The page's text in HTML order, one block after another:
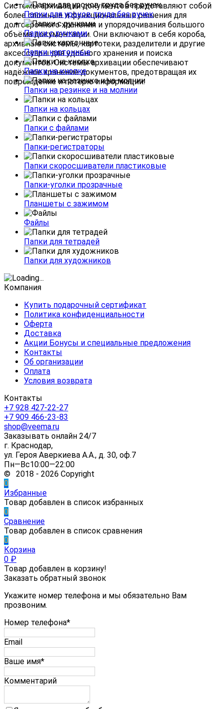
Системыархивациидокументовпредставляют собой
болеесложныеифункциональныерешения для
долгосрочногохранения и упорядочивания большого
объёмадокументации. Они включают в себя короба,
архивныесистемы,картотеки, разделители и другие
аксессуарыдляудобного хранения и поиска
документов.Системыархивации обеспечивают
надёжноехранениедокументов, предотвращая их
повреждениеипотерюинформации.
Папки для уроков труда без ручек
Папки с ручками
Папки картонные
Папки на кнопке
Папки на резинке и на молнии
Папки на кольцах
Папки с файлами
Папки-регистраторы
Папки скоросшиватели пластиковые
Папки-уголки прозрачные
Планшеты с зажимом
Файлы
Папки для тетрадей
Папки для художников
Компания
Купить подарочный сертификат
Политика конфиденциальности
Оферта
Доставка
Акции Бонусы и специальные предложения
Контакты
Об организации
Оплата
Условия возврата
Контакты
+7 928 427-22-27
+7 909 466-23-83
shop@veema.ru
Заказывать онлайн 24/7
г. Краснодар,
ул. Героя Аверкиева А.А., д. 30, оф.7
Пн—Вс10:00—22:00
© 2018 - 2026 Copyright
0
Избранные
Товар добавлен в список избранных
0
Сравнение
Товар добавлен в список сравнения
0
Корзина
0 ₽
Товар добавлен в корзину!
Заказать обратный звонок
Укажите номер телефона и мы обязательно Вам
прозвоним.
Номер телефона*
Email
Ваше имя*
Комментарий